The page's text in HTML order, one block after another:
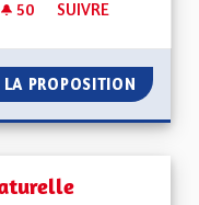
50 50 ABONNÉS
SUIVRE
PROPOSITION SE